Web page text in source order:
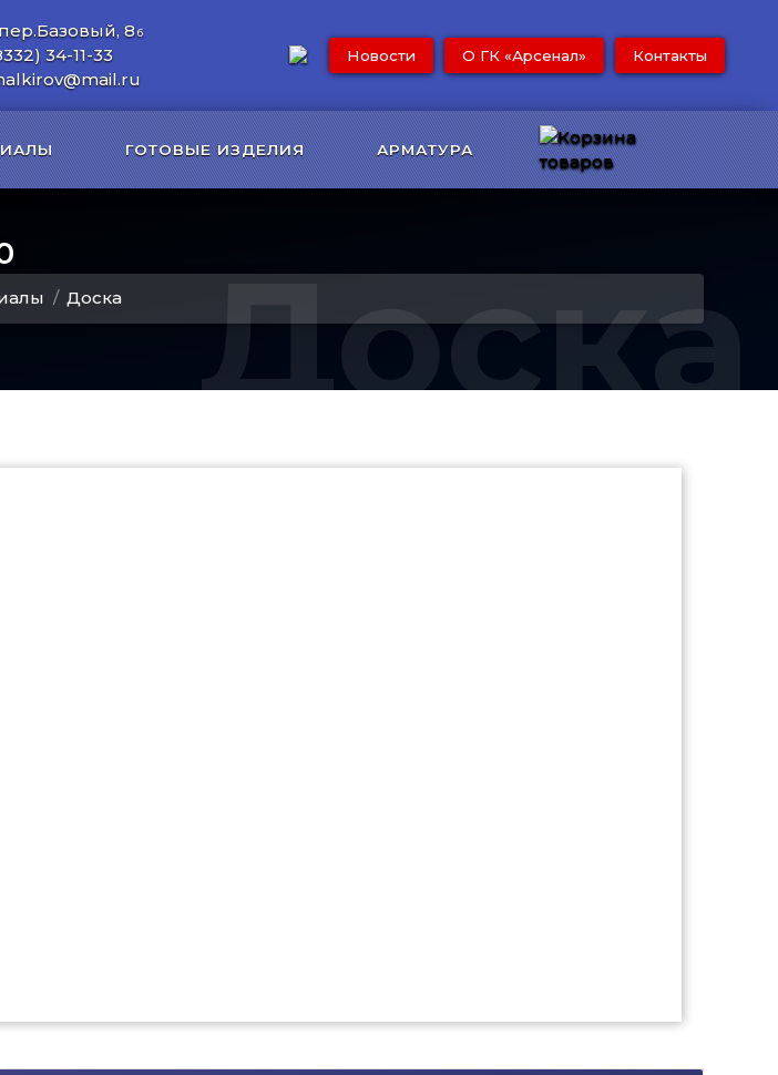
8б
34-11-33
Новости О ГК «Арсенал» Контакты
ГОТОВЫЕ ИЗДЕЛИЯ АРМАТУРА
Доска
Доска